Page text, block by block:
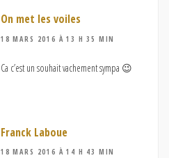
On met les voiles
18 MARS 2016 À 13 H 35 MIN
Ca c’est un souhait vachement sympa 😉
Franck Laboue
18 MARS 2016 À 14 H 43 MIN